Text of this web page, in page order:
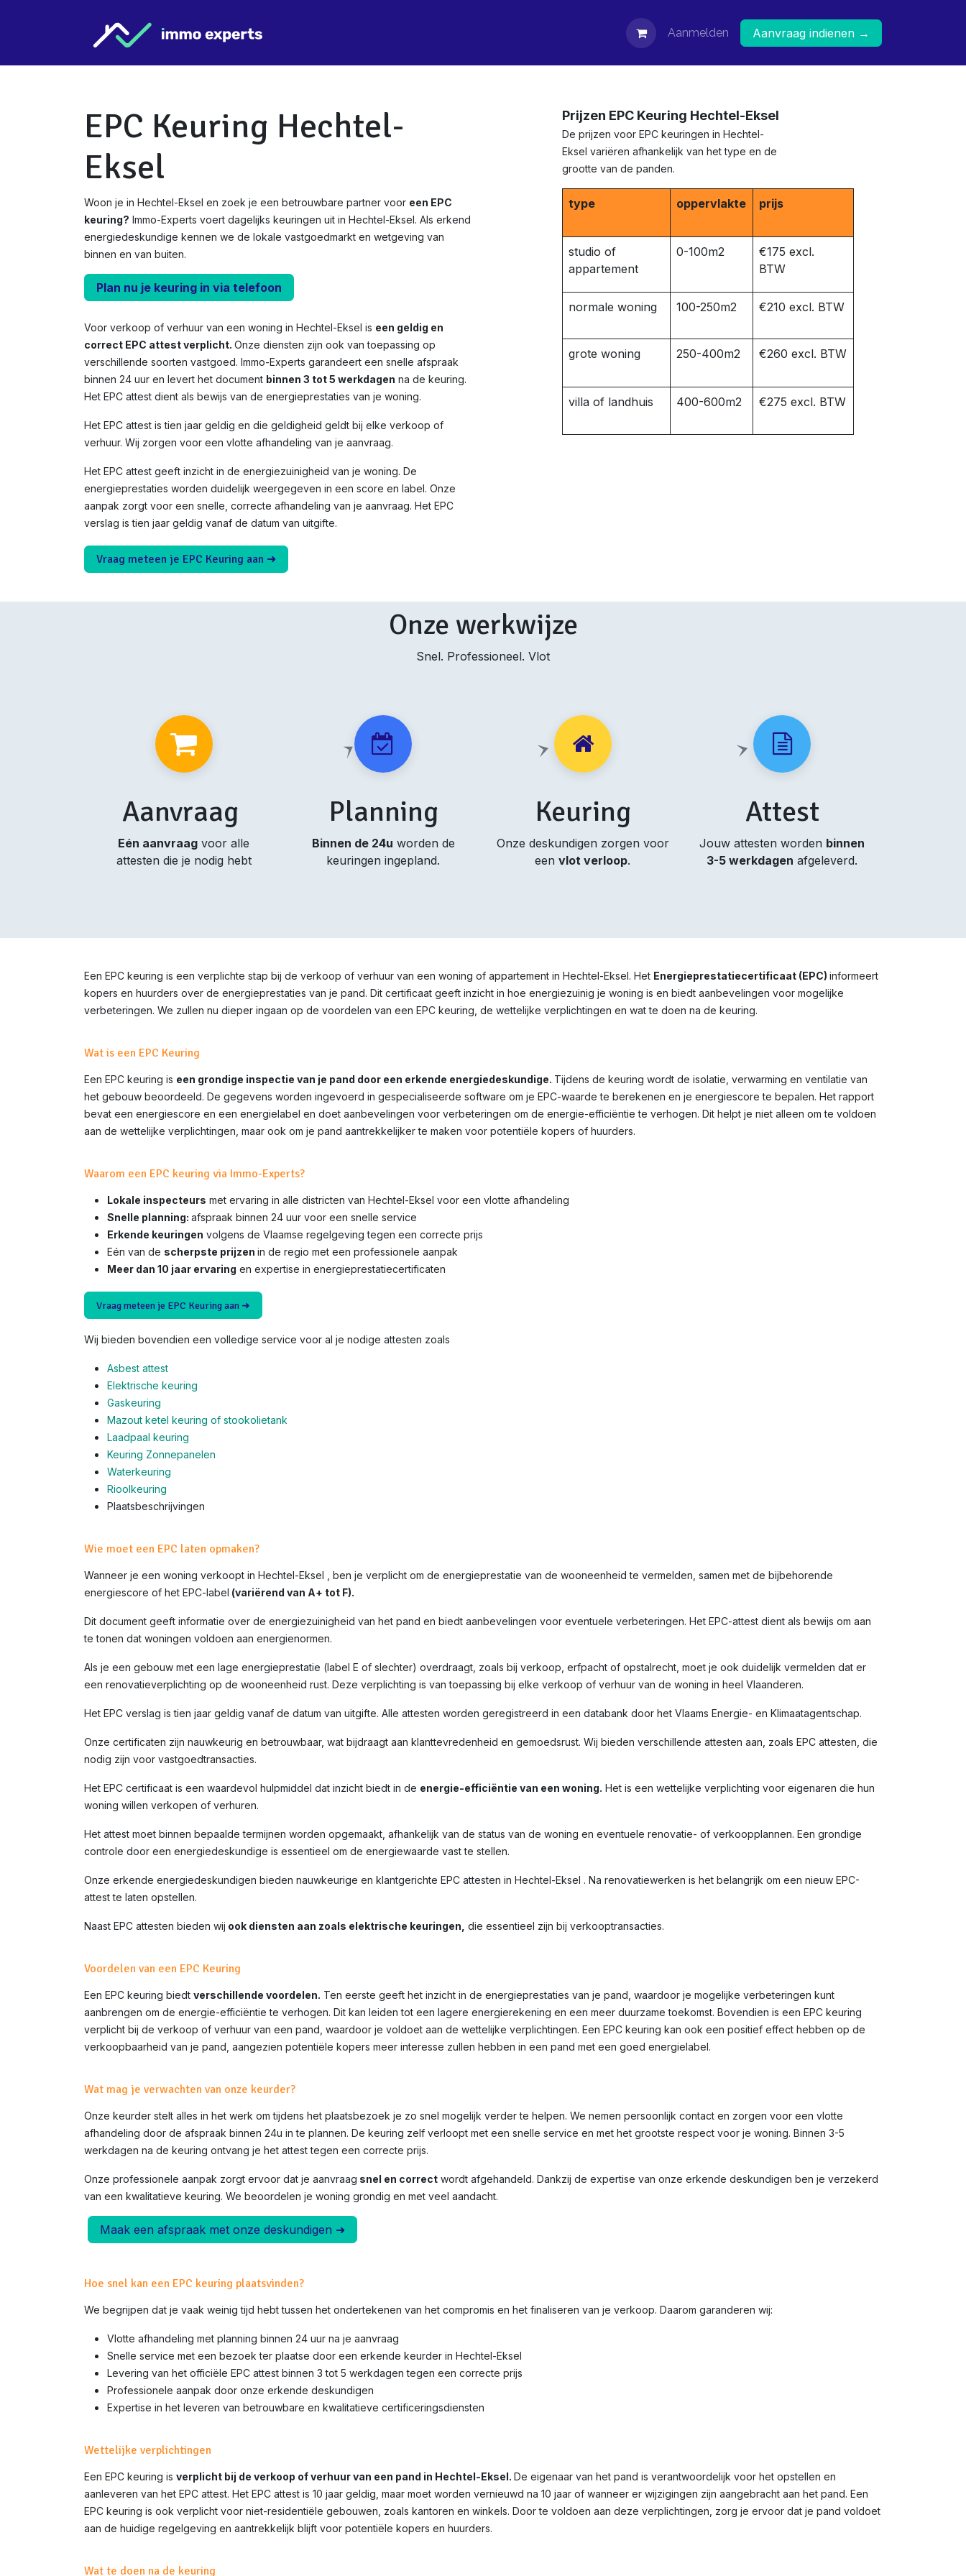
Contact Aanmelden Aanvraag indienen →
EPC Keuring Hechtel-
Eksel
Woon je in Hechtel-Eksel en zoek je een betrouwbare partner voor een EPC
keuring? Immo-Experts voert dagelijks keuringen uit in Hechtel-Eksel. Als erkend
energiedeskundige kennen we de lokale vastgoedmarkt en wetgeving van
binnen en van buiten.
Plan nu je keuring in via telefoon
Voor verkoop of verhuur van een woning in Hechtel-Eksel is een geldig en
correct EPC attest verplicht. Onze diensten zijn ook van toepassing op
verschillende soorten vastgoed. Immo-Experts garandeert een snelle afspraak
binnen 24 uur en levert het document binnen 3 tot 5 werkdagen na de keuring.
Het EPC attest dient als bewijs van de energieprestaties van je woning.
Het EPC attest is tien jaar geldig en die geldigheid geldt bij elke verkoop of
verhuur. Wij zorgen voor een vlotte afhandeling van je aanvraag.
Het EPC attest geeft inzicht in de energiezuinigheid van je woning. De
energieprestaties worden duidelijk weergegeven in een score en label. Onze
aanpak zorgt voor een snelle, correcte afhandeling van je aanvraag. Het EPC
verslag is tien jaar geldig vanaf de datum van uitgifte.
Vraag meteen je EPC Keuring aan ➜
Prijzen EPC Keuring Hechtel-Eksel
De prijzen voor EPC keuringen in Hechtel-
Eksel variëren afhankelijk van het type en de
grootte van de panden.
type oppervlakte prijs
studio of
appartement
0-100m2
€175 excl.
BTW
normale woning 100-250m2 €210 excl. BTW
grote woning 250-400m2 €260 excl. BTW
villa of landhuis 400-600m2 €275 excl. BTW
Onze werkwijze
Snel. Professioneel. Vlot
Aanvraag
Eén aanvraag voor alle
attesten die je nodig hebt
Planning
Binnen de 24u worden de
keuringen ingepland.
Keuring
Onze deskundigen zorgen voor
eenvlot verloop.
Attest
Jouw attesten worden binnen
3-5 werkdagen afgeleverd.
Een EPC keuring is een verplichte stap bij de verkoop of verhuur van een woning of appartement in Hechtel-Eksel. Het Energieprestatiecertificaat (EPC) informeert
kopers en huurders over de energieprestaties van je pand. Dit certificaat geeft inzicht in hoe energiezuinig je woning is en biedt aanbevelingen voor mogelijke
verbeteringen. We zullen nu dieper ingaan op de voordelen van een EPC keuring, de wettelijke verplichtingen en wat te doen na de keuring.
Wat is een EPC Keuring
Een EPC keuring is een grondige inspectie van je pand door een erkende energiedeskundige. Tijdens de keuring wordt de isolatie, verwarming en ventilatie van
het gebouw beoordeeld. De gegevens worden ingevoerd in gespecialiseerde software om je EPC-waarde te berekenen en je energiescore te bepalen. Het rapport
bevat een energiescore en een energielabel en doet aanbevelingen voor verbeteringen om de energie-efficiëntie te verhogen. Dit helpt je niet alleen om te voldoen
aan de wettelijke verplichtingen, maar ook om je pand aantrekkelijker te maken voor potentiële kopers of huurders.
Waarom een EPC keuring via Immo-Experts?
Lokale inspecteurs met ervaring in alle districten van Hechtel-Eksel voor een vlotte afhandeling
Snelle planning: afspraak binnen 24 uur voor een snelle service
Erkende keuringen volgens de Vlaamse regelgeving tegen een correcte prijs
Eén van de scherpste prijzen in de regio met een professionele aanpak
Meer dan 10 jaar ervaring en expertise in energieprestatiecertificaten
Vraag meteen je EPC Keuring aan ➜
Wij bieden bovendien een volledige service voor al je nodige attesten zoals
Asbest attest
Elektrische keuring
Gaskeuring
Mazout ketel keuring of stookolietank
Laadpaal keuring
Keuring Zonnepanelen
Waterkeuring
Rioolkeuring
Plaatsbeschrijvingen
Wie moet een EPC laten opmaken?
Wanneer je een woning verkoopt in Hechtel-Eksel , ben je verplicht om de energieprestatie van de wooneenheid te vermelden, samen met de bijbehorende
energiescore of het EPC-label (variërend van A+ tot F).
Dit document geeft informatie over de energiezuinigheid van het pand en biedt aanbevelingen voor eventuele verbeteringen. Het EPC-attest dient als bewijs om aan
te tonen dat woningen voldoen aan energienormen.
Als je een gebouw met een lage energieprestatie (label E of slechter) overdraagt, zoals bij verkoop, erfpacht of opstalrecht, moet je ook duidelijk vermelden dat er
een renovatieverplichting op de wooneenheid rust. Deze verplichting is van toepassing bij elke verkoop of verhuur van de woning in heel Vlaanderen.
Het EPC verslag is tien jaar geldig vanaf de datum van uitgifte. Alle attesten worden geregistreerd in een databank door het Vlaams Energie- en Klimaatagentschap.
Onze certificaten zijn nauwkeurig en betrouwbaar, wat bijdraagt aan klanttevredenheid en gemoedsrust. Wij bieden verschillende attesten aan, zoals EPC attesten, die
nodig zijn voor vastgoedtransacties.
Het EPC certificaat is een waardevol hulpmiddel dat inzicht biedt in de energie-efficiëntie van een woning. Het is een wettelijke verplichting voor eigenaren die hun
woning willen verkopen of verhuren.
Het attest moet binnen bepaalde termijnen worden opgemaakt, afhankelijk van de status van de woning en eventuele renovatie- of verkoopplannen. Een grondige
controle door een energiedeskundige is essentieel om de energiewaarde vast te stellen.
Onze erkende energiedeskundigen bieden nauwkeurige en klantgerichte EPC attesten in Hechtel-Eksel . Na renovatiewerken is het belangrijk om een nieuw EPC-
attest te laten opstellen.
Naast EPC attesten bieden wij ook diensten aan zoals elektrische keuringen, die essentieel zijn bij verkooptransacties.
Voordelen van een EPC Keuring
Een EPC keuring biedt verschillende voordelen. Ten eerste geeft het inzicht in de energieprestaties van je pand, waardoor je mogelijke verbeteringen kunt
aanbrengen om de energie-efficiëntie te verhogen. Dit kan leiden tot een lagere energierekening en een meer duurzame toekomst. Bovendien is een EPC keuring
verplicht bij de verkoop of verhuur van een pand, waardoor je voldoet aan de wettelijke verplichtingen. Een EPC keuring kan ook een positief effect hebben op de
verkoopbaarheid van je pand, aangezien potentiële kopers meer interesse zullen hebben in een pand met een goed energielabel.
Wat mag je verwachten van onze keurder?
Onze keurder stelt alles in het werk om tijdens het plaatsbezoek je zo snel mogelijk verder te helpen. We nemen persoonlijk contact en zorgen voor een vlotte
afhandeling door de afspraak binnen 24u in te plannen. De keuring zelf verloopt met een snelle service en met het grootste respect voor je woning. Binnen 3-5
werkdagen na de keuring ontvang je het attest tegen een correcte prijs.
Onze professionele aanpak zorgt ervoor dat je aanvraag snel en correct wordt afgehandeld. Dankzij de expertise van onze erkende deskundigen ben je verzekerd
van een kwalitatieve keuring. We beoordelen je woning grondig en met veel aandacht.
Maak een afspraak met onze deskundigen ➜
Hoe snel kan een EPC keuring plaatsvinden?
We begrijpen dat je vaak weinig tijd hebt tussen het ondertekenen van het compromis en het finaliseren van je verkoop. Daarom garanderen wij:
Vlotte afhandeling met planning binnen 24 uur na je aanvraag
Snelle service met een bezoek ter plaatse door een erkende keurder in Hechtel-Eksel
Levering van het officiële EPC attest binnen 3 tot 5 werkdagen tegen een correcte prijs
Professionele aanpak door onze erkende deskundigen
Expertise in het leveren van betrouwbare en kwalitatieve certificeringsdiensten
Wettelijke verplichtingen
Een EPC keuring is verplicht bij de verkoop of verhuur van een pand in Hechtel-Eksel. De eigenaar van het pand is verantwoordelijk voor het opstellen en
aanleveren van het EPC attest. Het EPC attest is 10 jaar geldig, maar moet worden vernieuwd na 10 jaar of wanneer er wijzigingen zijn aangebracht aan het pand. Een
EPC keuring is ook verplicht voor niet-residentiële gebouwen, zoals kantoren en winkels. Door te voldoen aan deze verplichtingen, zorg je ervoor dat je pand voldoet
aan de huidige regelgeving en aantrekkelijk blijft voor potentiële kopers en huurders.
Wat te doen na de keuring